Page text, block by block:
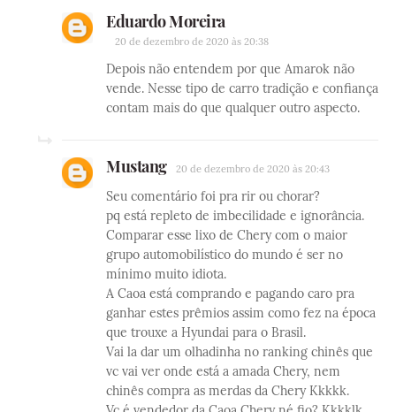
Eduardo Moreira
20 de dezembro de 2020 às 20:38
Depois não entendem por que Amarok não
vende. Nesse tipo de carro tradição e confiança
contam mais do que qualquer outro aspecto.
Mustang 20 de dezembro de 2020 às 20:43
Seu comentário foi pra rir ou chorar?
pq está repleto de imbecilidade e ignorância.
Comparar esse lixo de Chery com o maior
grupo automobilístico do mundo é ser no
mínimo muito idiota.
A Caoa está comprando e pagando caro pra
ganhar estes prêmios assim como fez na época
que trouxe a Hyundai para o Brasil.
Vai la dar um olhadinha no ranking chinês que
vc vai ver onde está a amada Chery, nem
chinês compra as merdas da Chery Kkkkk.